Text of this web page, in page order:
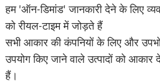
हम 'ऑन-डिमांड' जानकारी देने के लिए
को रीयल-टाइम में जोड़ते हैं
सभी आकार की कंपनियों के लिए और
उपयोग किए जाने वाले उत्पादों को आकार
हैं।